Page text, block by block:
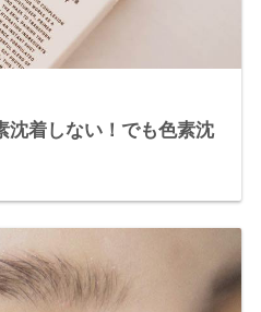
沈着しない！でも色素沈